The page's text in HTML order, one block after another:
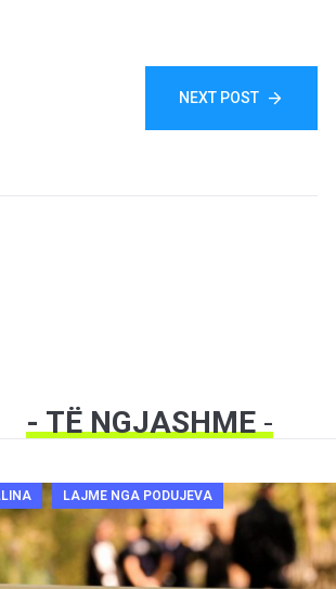
NEXT POST
- TË NGJASHME-
LAJME NGA PODUJEVA